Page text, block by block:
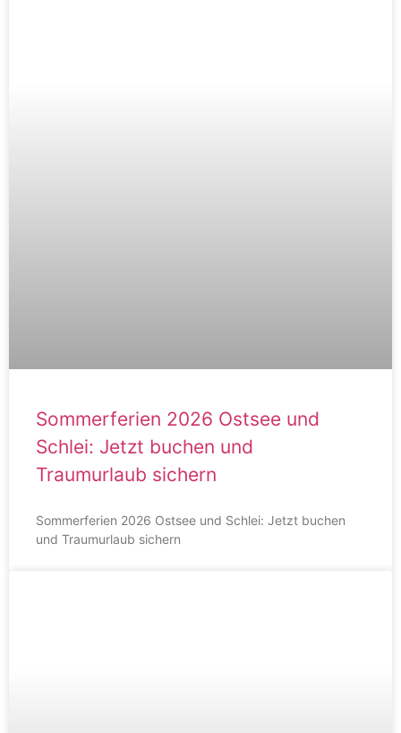
Sommerferien 2026 Ostsee und
Schlei: Jetzt buchen und
Traumurlaub sichern
Sommerferien 2026 Ostsee und Schlei: Jetzt buchen
und Traumurlaub sichern